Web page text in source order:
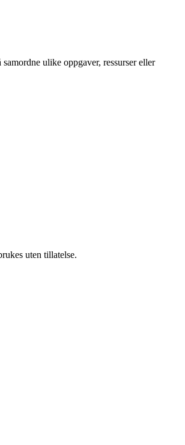
ulike oppgaver, ressurser eller
uten tillatelse.